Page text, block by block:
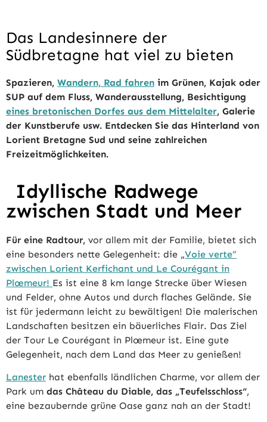
Das Landesinnere der
Südbretagne hat viel zu bieten
Spazieren, Wandern, Rad fahren im Grünen, Kajak oder
SUP auf dem Fluss, Wanderausstellung, Besichtigung
eines bretonischen Dorfes aus dem Mittelalter, Galerie
der Kunstberufe usw. Entdecken Sie das Hinterland von
Lorient Bretagne Sud und seine zahlreichen
Freizeitmöglichkeiten.
Idyllische Radwege
zwischen Stadt und Meer
Für eine Radtour, vor allem mit der Familie, bietet sich
eine besonders nette Gelegenheit: die „Voie verte”
zwischen Lorient Kerfichant und Le Courégant in
Plœmeur! Es ist eine 8 km lange Strecke über Wiesen
und Felder, ohne Autos und durch flaches Gelände. Sie
ist für jedermann leicht zu bewältigen! Die malerischen
Landschaften besitzen ein bäuerliches Flair. Das Ziel
der Tour Le Courégant in Plœmeur ist. Eine gute
Gelegenheit, nach dem Land das Meer zu genießen!
Lanester hat ebenfalls ländlichen Charme, vor allem der
Park um das Château du Diable, das „Teufelsschloss“,
eine bezaubernde grüne Oase ganz nah an der Stadt!